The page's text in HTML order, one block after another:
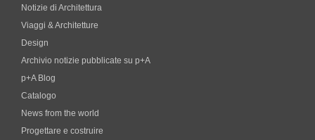
Notizie di Architettura
Viaggi & Architetture
Design
Archivio notizie pubblicate su p+A
p+A Blog
Catalogo
News from the world
Progettare e costruire